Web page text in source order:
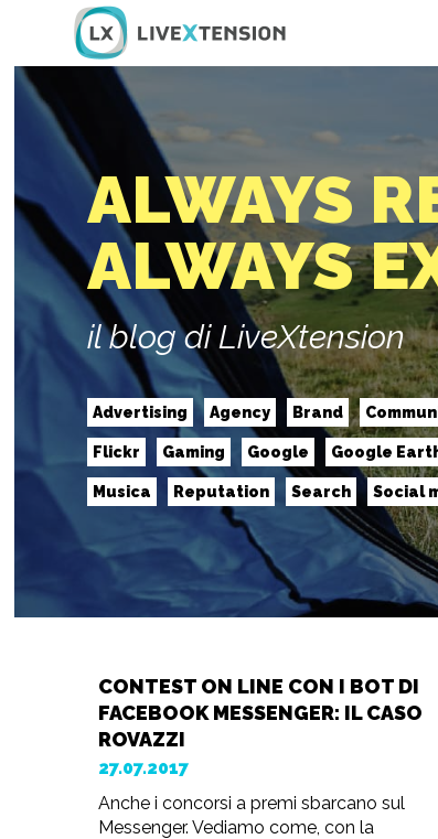
ALWAYS
ALWAYS
il blog di LiveXtension
Advertising Agency Brand
Flickr Gaming Google Google
Musica Reputation Search Social
CONTEST ON LINE CON I BOT DI
FACEBOOK MESSENGER: IL CASO
ROVAZZI
27.07.2017
Anche i concorsi a premi sbarcano sul
Messenger. Vediamo come, con la